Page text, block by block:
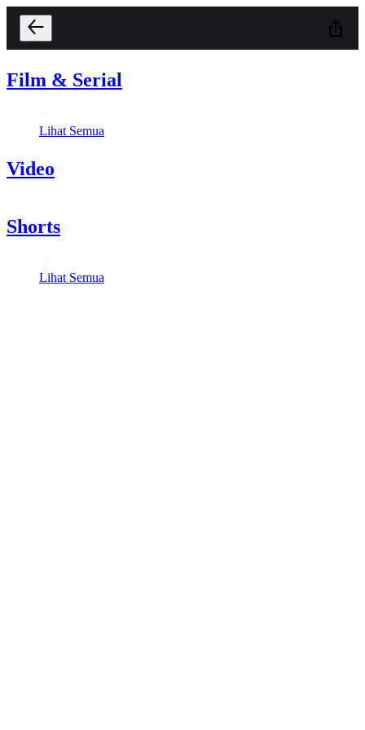
Film & Serial
Lihat Semua
Video
Shorts
Lihat Semua